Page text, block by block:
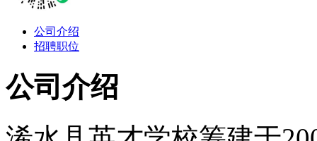
公司介绍
招聘职位
公司介绍